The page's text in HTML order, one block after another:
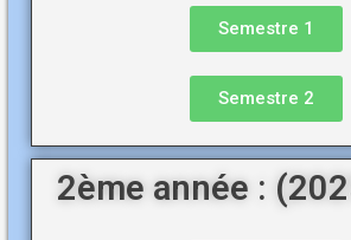
Semestre 1
Semestre 2
2ème année :